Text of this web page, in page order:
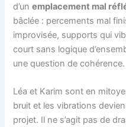
d’unemplacement mal
bâclée : percements mal
improvisée, supports qui
court sans logique
une question de cohérence.
Léa et Karim sont en
bruit et les vibrations
projet. Il ne s’agit pas de